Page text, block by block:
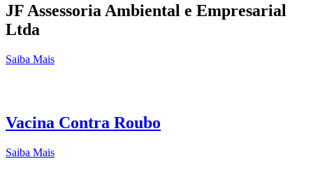
JF Assessoria Ambiental e Empresarial
Ltda
Saiba Mais
Vacina Contra Roubo
Saiba Mais